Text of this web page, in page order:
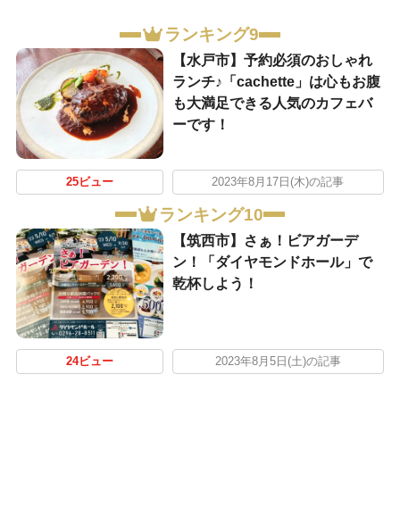
ランキング9
【水戸市】予約必須のおしゃれ
ランチ♪「cachette」は心もお腹
も大満足できる人気のカフェバ
ーです！
25ビュー 2023年8月17日(木)の記事
ランキング10
【筑西市】さぁ！ビアガーデ
ン！「ダイヤモンドホール」で
乾杯しよう！
24ビュー 2023年8月5日(土)の記事